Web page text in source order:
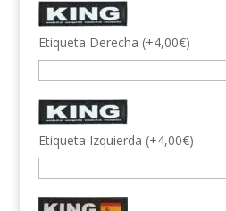
Etiqueta Derecha (+4,00€)
Etiqueta Izquierda (+4,00€)